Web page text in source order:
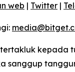
web | Twitter |
kepada
sanggup